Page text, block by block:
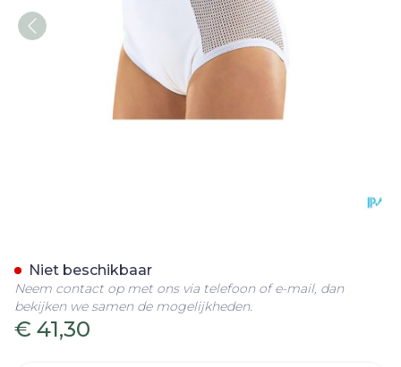
€ 41,30
Niet beschikbaar
Neem contact op met ons via telefoon of e-mail, dan
bekijken we samen de mogelijkheden.